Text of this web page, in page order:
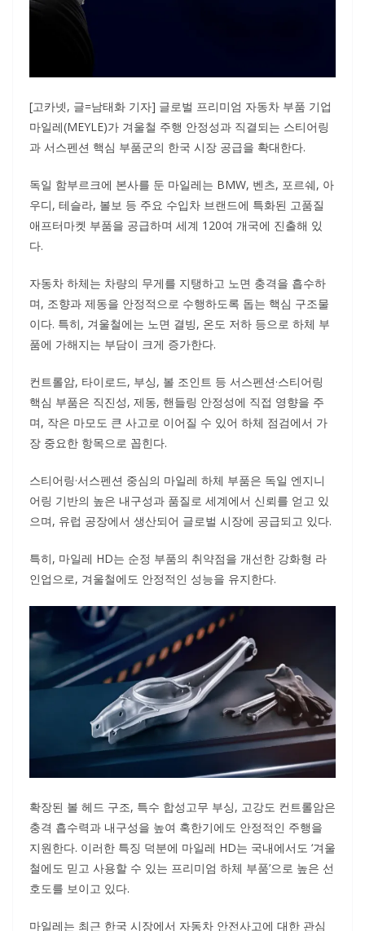
[고카넷, 글=남태화 기자] 글로벌 프리미엄 자동차 부품 기업
마일레(MEYLE)가 겨울철 주행 안정성과 직결되는 스티어링
과 서스펜션 핵심 부품군의 한국 시장 공급을 확대한다.
독일 함부르크에 본사를 둔 마일레는 BMW, 벤츠, 포르쉐, 아
우디, 테슬라, 볼보 등 주요 수입차 브랜드에 특화된 고품질
애프터마켓 부품을 공급하며 세계 120여 개국에 진출해 있
다.
자동차 하체는 차량의 무게를 지탱하고 노면 충격을 흡수하
며, 조향과 제동을 안정적으로 수행하도록 돕는 핵심 구조물
이다. 특히, 겨울철에는 노면 결빙, 온도 저하 등으로 하체 부
품에 가해지는 부담이 크게 증가한다.
컨트롤암, 타이로드, 부싱, 볼 조인트 등 서스펜션·스티어링
핵심 부품은 직진성, 제동, 핸들링 안정성에 직접 영향을 주
며, 작은 마모도 큰 사고로 이어질 수 있어 하체 점검에서 가
장 중요한 항목으로 꼽힌다.
스티어링·서스펜션 중심의 마일레 하체 부품은 독일 엔지니
어링 기반의 높은 내구성과 품질로 세계에서 신뢰를 얻고 있
으며, 유럽 공장에서 생산되어 글로벌 시장에 공급되고 있다.
특히, 마일레 HD는 순정 부품의 취약점을 개선한 강화형 라
인업으로, 겨울철에도 안정적인 성능을 유지한다.
확장된 볼 헤드 구조, 특수 합성고무 부싱, 고강도 컨트롤암은
충격 흡수력과 내구성을 높여 혹한기에도 안정적인 주행을
지원한다. 이러한 특징 덕분에 마일레 HD는 국내에서도 ‘겨울
철에도 믿고 사용할 수 있는 프리미엄 하체 부품’으로 높은 선
호도를 보이고 있다.
마일레는 최근 한국 시장에서 자동차 안전사고에 대한 관심